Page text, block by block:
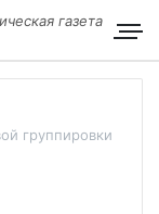
газета
группировки